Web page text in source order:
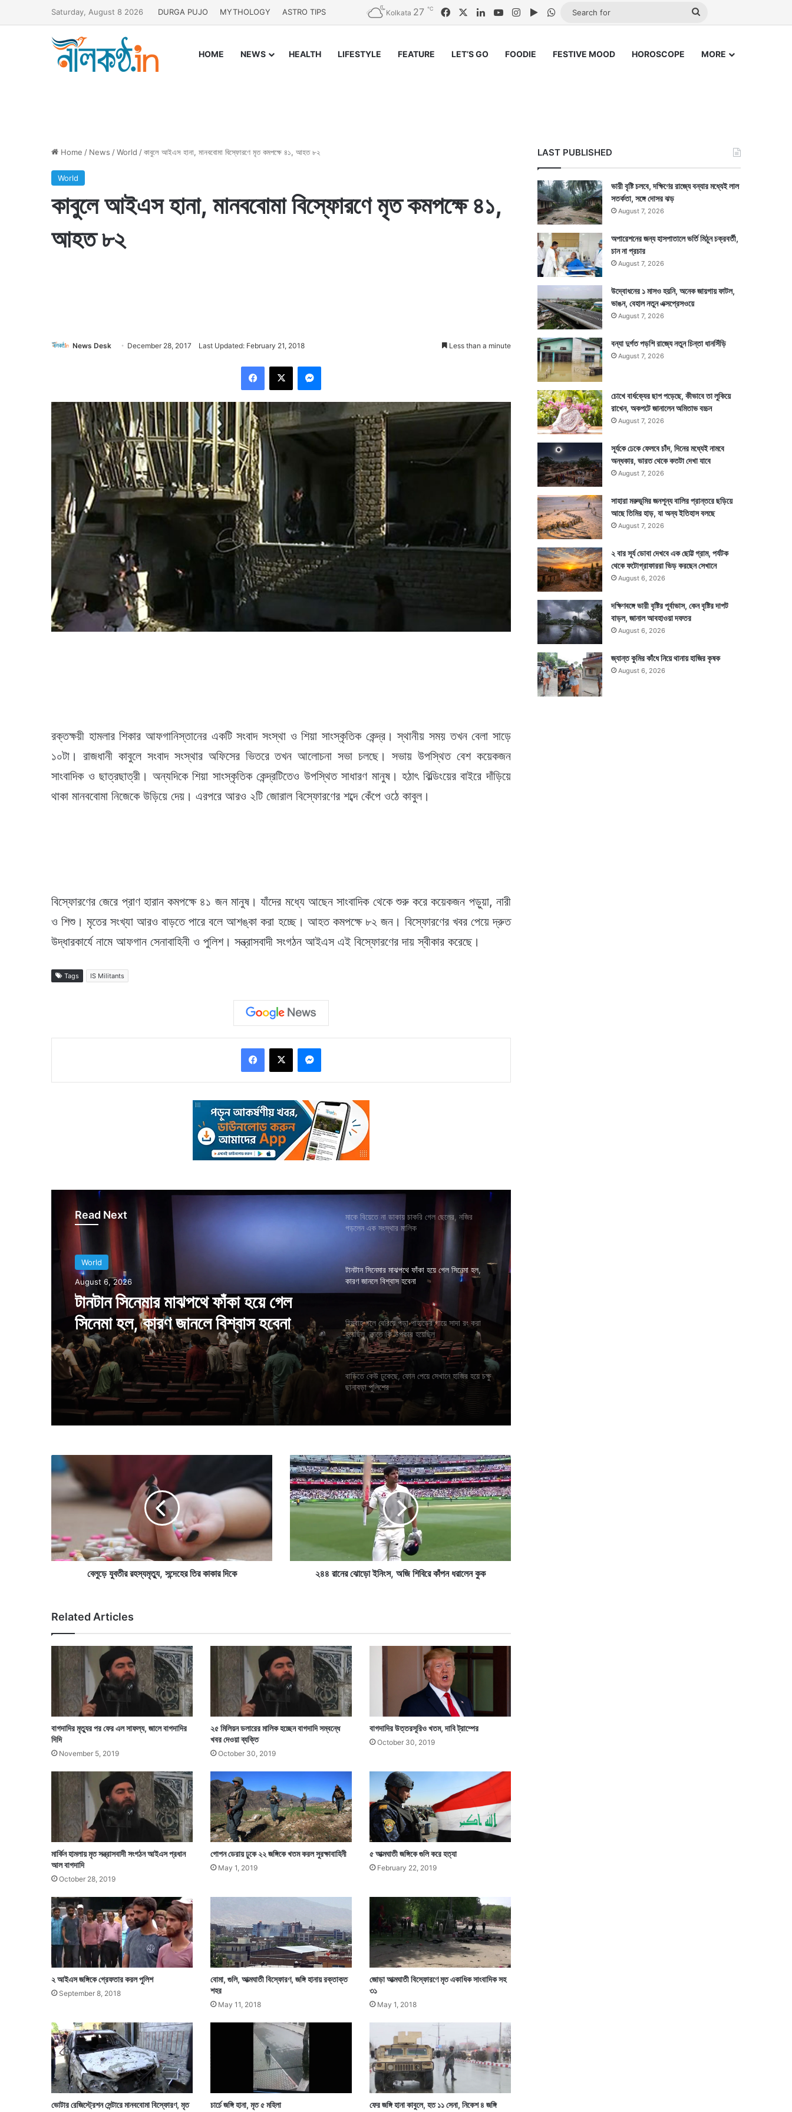
Saturday, August 8 2026 DURGA PUJO MYTHOLOGY ASTRO TIPS Kolkata 27 ℃ FacebookLinkedInYouTubeInstagram
Google Play
WhatsApp
HOME NEWS HEALTH LIFESTYLE FEATURE LET’S GO FOODIE FESTIVE MOOD HOROSCOPE MORE
Home / News /World /কাবুলে আইএস হানা, মানববোমা বিস্ফোরণে মৃত কমপক্ষে ৪১, আহত ৮২
World
কাবুলে আইএস হানা, মানববোমা বিস্ফোরণে মৃত কমপক্ষে ৪১,
আহত ৮২
News Desk December 28, 2017 Last Updated: February 21, 2018 Less than a minute
রক্তক্ষয়ী হামলার শিকার আফগানিস্তানের একটি সংবাদ সংস্থা ও শিয়া সাংস্কৃতিক কেন্দ্র। স্থানীয় সময় তখন বেলা সাড়ে
১০টা। রাজধানী কাবুলে সংবাদ সংস্থার অফিসের ভিতরে তখন আলোচনা সভা চলছে। সভায় উপস্থিত বেশ কয়েকজন
সাংবাদিক ও ছাত্রছাত্রী। অন্যদিকে শিয়া সাংস্কৃতিক কেন্দ্রটিতেও উপস্থিত সাধারণ মানুষ। হঠাৎ বিল্ডিংয়ের বাইরে দাঁড়িয়ে
থাকা মানববোমা নিজেকে উড়িয়ে দেয়। এরপরে আরও ২টি জোরাল বিস্ফোরণের শব্দে কেঁপে ওঠে কাবুল।
বিস্ফোরণের জেরে প্রাণ হারান কমপক্ষে ৪১ জন মানুষ। যাঁদের মধ্যে আছেন সাংবাদিক থেকে শুরু করে কয়েকজন পড়ুয়া, নারী
ও শিশু। মৃতের সংখ্যা আরও বাড়তে পারে বলে আশঙ্কা করা হচ্ছে। আহত কমপক্ষে ৮২ জন। বিস্ফোরণের খবর পেয়ে দ্রুত
উদ্ধারকার্যে নামে আফগান সেনাবাহিনী ও পুলিশ। সন্ত্রাসবাদী সংগঠন আইএস এই বিস্ফোরণের দায় স্বীকার করেছে।
Tags IS Militants
Read Next
World
August 6, 2026
টানটান সিনেমার মাঝপথে ফাঁকা হয়ে গেল
সিনেমা হল, কারণ জানলে বিশ্বাস হবেনা
World
August 5, 2026
হিমবাহ গলে বেরিয়ে পড়া পাহাড়ের গায়ে সাদা
রং করা হয়েছিল, তাতে কি উপকার হয়েছিল
মাকে বিয়েতে না ডাকায় চাকরি গেল ছেলের, নজির
গড়লেন এক সংস্থার মালিক
টানটান সিনেমার মাঝপথে ফাঁকা হয়ে গেল সিনেমা হল,
কারণ জানলে বিশ্বাস হবেনা
হিমবাহ গলে বেরিয়ে পড়া পাহাড়ের গায়ে সাদা রং করা
হয়েছিল, তাতে কি উপকার হয়েছিল
বাড়িতে কেউ ঢুকেছে, ফোন পেয়ে সেখানে হাজির হয়ে চক্ষু
ছানাবড়া পুলিশের
লু
যু
র
র
হ
স
ন্দে
হে
দি
কে
বেলুড়ে যুবতীর রহস্যমৃত্যু, সন্দেহের তির কাকার দিকে
২
৪
৪
রা
নে
ই
শি
বি
রে
কাঁ
প
লে
ক
২৪৪ রানের ঝোড়ো ইনিংস, অজি শিবিরে কাঁপন ধরালেন কুক
Related Articles
বাগদাদির মৃত্যুর পর ফের এল সাফল্য, জালে বাগদাদির
দিদি
November 5, 2019
২৫ মিলিয়ন ডলারের মালিক হচ্ছেন বাগদাদি সম্বন্ধে
খবর দেওয়া ব্যক্তি
October 30, 2019
বাগদাদির উত্তরসূরিও খতম, দাবি ট্রাম্পের
October 30, 2019
মার্কিন হামলায় মৃত সন্ত্রাসবাদী সংগঠন আইএস প্রধান
আল বাগদাদি
October 28, 2019
গোপন ডেরায় ঢুকে ২২ জঙ্গিকে খতম করল সুরক্ষাবাহিনী
May 1, 2019
৫ আত্মঘাতী জঙ্গিকে গুলি করে হত্যা
February 22, 2019
২ আইএস জঙ্গিকে গ্রেফতার করল পুলিশ
September 8, 2018
বোমা, গুলি, আত্মঘাতী বিস্ফোরণ, জঙ্গি হানায় রক্তাক্ত
শহর
May 11, 2018
জোড়া আত্মঘাতী বিস্ফোরণে মৃত একাধিক সাংবাদিক সহ
৩১
May 1, 2018
ভোটার রেজিস্ট্রেশন সেন্টারে মানববোমা বিস্ফোরণ, মৃত
চার্চে জঙ্গি হানা, মৃত ৫ মহিলা ফের জঙ্গি হানা কাবুলে, হত ১১ সেনা, নিকেশ ৪ জঙ্গি
LAST PUBLISHED
ভারী বৃষ্টি চলবে, দক্ষিণের রাজ্যে বন্যার মধ্যেই লাল
সতর্কতা, সঙ্গে দোসর ঝড়
August 7, 2026
অপারেশনের জন্য হাসপাতালে ভর্তি মিঠুন চক্রবর্তী,
চান না প্রচার
August 7, 2026
উদ্বোধনের ১ মাসও হয়নি, অনেক জায়গায় ফাটল,
ভাঙন, বেহাল নতুন এক্সপ্রেসওয়ে
August 7, 2026
বন্যা দুর্গত পড়শি রাজ্যে নতুন চিন্তা ধানসিঁড়ি
August 7, 2026
চোখে বার্ধক্যের ছাপ পড়েছে, কীভাবে তা লুকিয়ে
রাখেন, অকপটে জানালেন অমিতাভ বচ্চন
August 7, 2026
সূর্যকে ঢেকে ফেলবে চাঁদ, দিনের মধ্যেই নামবে
অন্ধকার, ভারত থেকে কতটা দেখা যাবে
August 7, 2026
সাহারা মরুভূমির জনশূন্য বালির প্রান্তরে ছড়িয়ে
আছে তিমির হাড়, যা অন্য ইতিহাস বলছে
August 7, 2026
২ বার সূর্য ডোবা দেখবে এক ছোট্ট গ্রাম, পর্যটক
থেকে ফটোগ্রাফাররা ভিড় করছেন সেখানে
August 6, 2026
দক্ষিণবঙ্গে ভারী বৃষ্টির পূর্বাভাস, কেন বৃষ্টির দাপট
বাড়ল, জানাল আবহাওয়া দফতর
August 6, 2026
জ্যান্ত কুমির কাঁধে নিয়ে থানায় হাজির কৃষক
August 6, 2026